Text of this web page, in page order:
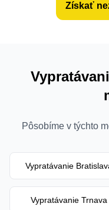
Získať
Pôsobíme v týchto
Vypratávanie
Vypratávanie Trnava